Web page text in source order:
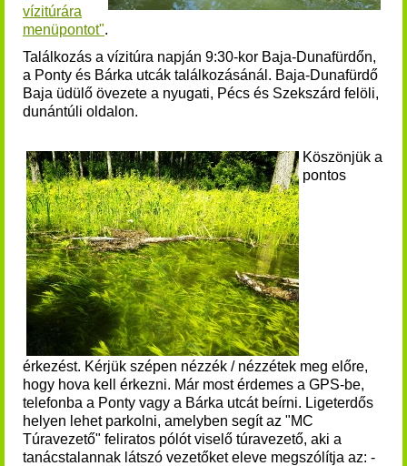
vízitúrára
menüpontot".
Találkozás a vízitúra napján 9:30-kor Baja-Dunafürdőn,
a Ponty és Bárka utcák találkozásánál. Baja-Dunafürdő
Baja üdülő övezete a nyugati, Pécs és Szekszárd felöli,
dunántúli oldalon.
Köszönjük a
pontos
érkezést. Kérjük szépen nézzék / nézzétek meg előre,
hogy hova kell érkezni. Már most érdemes a GPS-be,
telefonba a Ponty vagy a Bárka utcát beírni. Ligeterdős
helyen lehet parkolni, amelyben segít az "MC
Túravezető" feliratos pólót viselő túravezető, aki a
tanácstalannak látszó vezetőket eleve megszólítja az: -